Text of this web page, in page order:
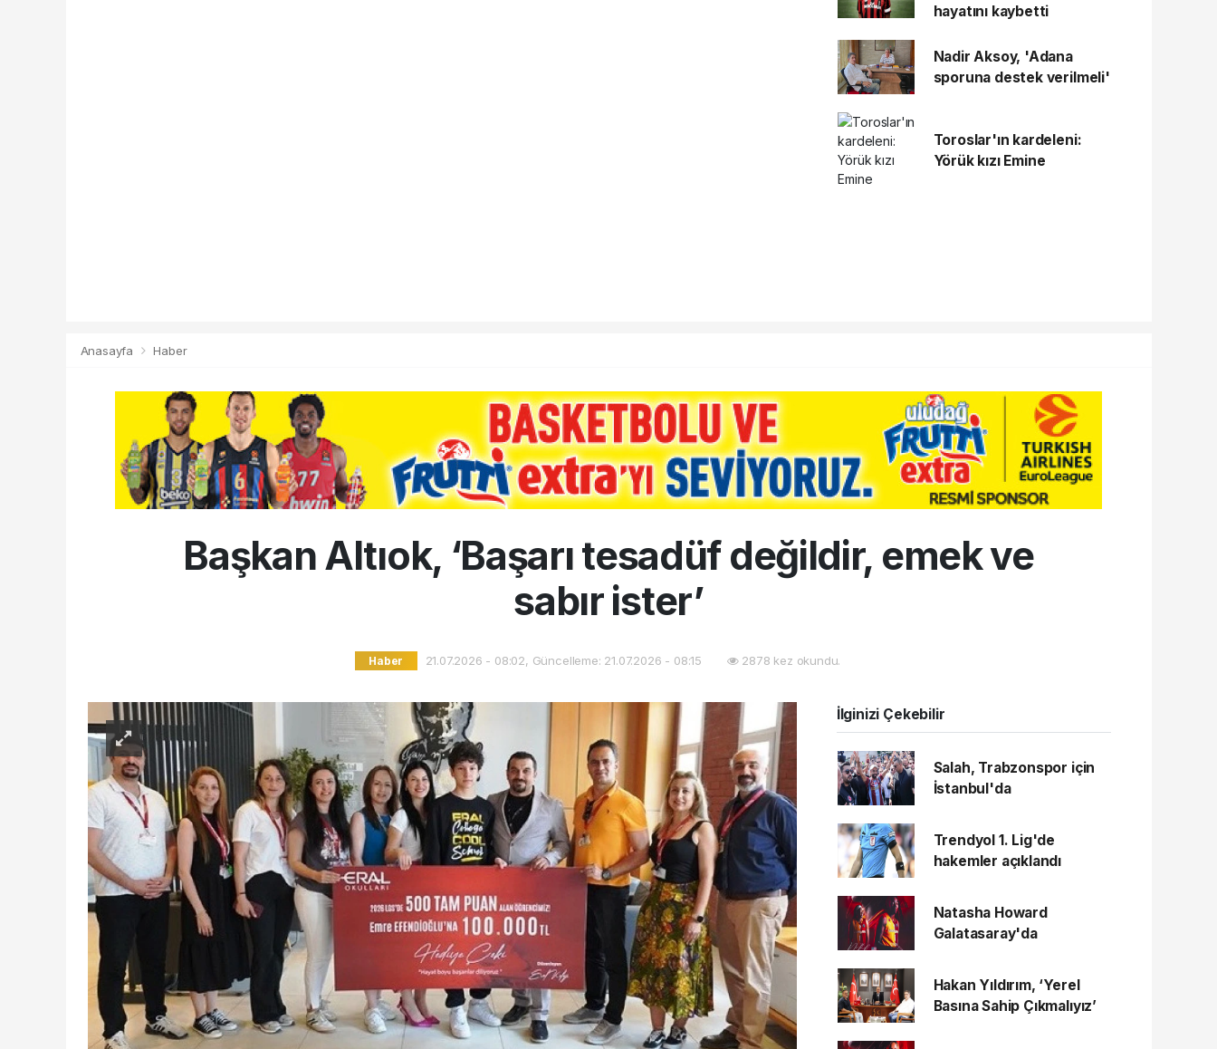
hayatını kaybetti
Nadir Aksoy, 'Adana
sporuna destek verilmeli'
Toroslar'ın kardeleni:
Yörük kızı Emine
Anasayfa Haber
Başkan Altıok, ‘Başarı tesadüf değildir, emek ve
sabır ister’
Haber 21.07.2026 - 08:02, Güncelleme: 21.07.2026 - 08:15 2878 kez okundu.
İlginizi Çekebilir
Salah, Trabzonspor için
İstanbul'da
Trendyol 1. Lig'de
hakemler açıklandı
Natasha Howard
Galatasaray'da
Hakan Yıldırım, ‘Yerel
Basına Sahip Çıkmalıyız’